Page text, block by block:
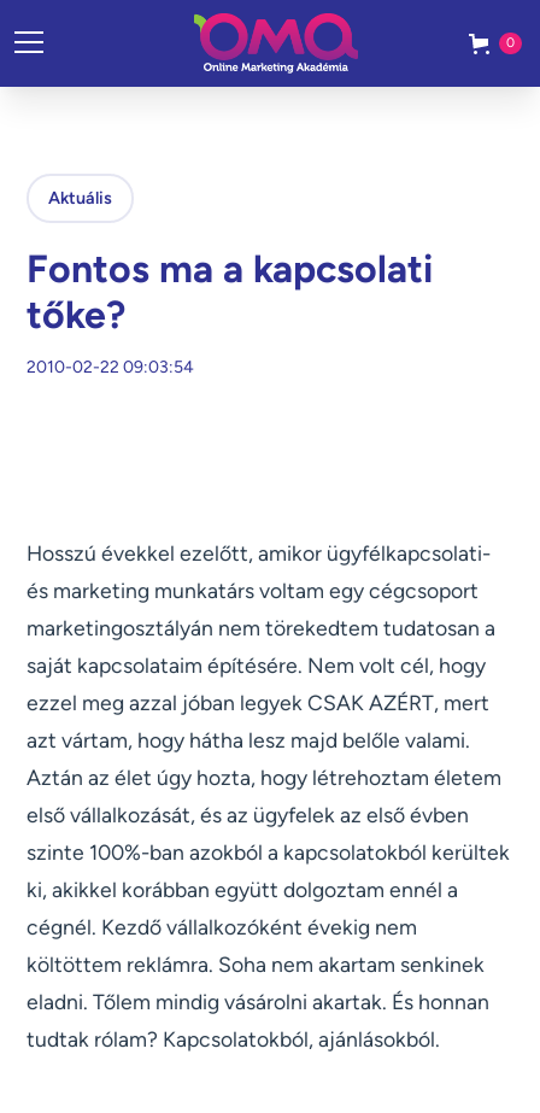
0
Aktuális
Fontos ma a kapcsolati
tőke?
2010-02-22 09:03:54
Hosszú évekkel ezelőtt, amikor ügyfélkapcsolati-
és marketing munkatárs voltam egy cégcsoport
marketingosztályán nem törekedtem tudatosan a
saját kapcsolataim építésére. Nem volt cél, hogy
ezzel meg azzal jóban legyek CSAK AZÉRT, mert
azt vártam, hogy hátha lesz majd belőle valami.
Aztán az élet úgy hozta, hogy létrehoztam életem
első vállalkozását, és az ügyfelek az első évben
szinte 100%-ban azokból a kapcsolatokból kerültek
ki, akikkel korábban együtt dolgoztam ennél a
cégnél. Kezdő vállalkozóként évekig nem
költöttem reklámra. Soha nem akartam senkinek
eladni. Tőlem mindig vásárolni akartak. És honnan
tudtak rólam? Kapcsolatokból, ajánlásokból.